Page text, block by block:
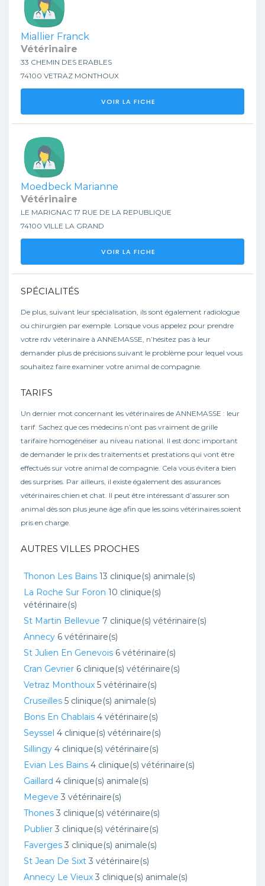
Miallier Franck
Vétérinaire
33 CHEMIN DES ERABLES
74100 VETRAZ MONTHOUX
VOIR LA FICHE
Moedbeck Marianne
Vétérinaire
LE MARIGNAC 17 RUE DE LA REPUBLIQUE
74100 VILLE LA GRAND
VOIR LA FICHE
SPÉCIALITÉS
De plus, suivant leur spécialisation, ils sont également radiologue
ou chirurgien par exemple. Lorsque vous appelez pour prendre
votre rdv vétérinaire à ANNEMASSE, n’hésitez pas à leur
demander plus de précisions suivant le problème pour lequel vous
souhaitez faire examiner votre animal de compagnie.
TARIFS
Un dernier mot concernant les vétérinaires de ANNEMASSE : leur
tarif. Sachez que ces médecins n’ont pas vraiment de grille
tarifaire homogénéiser au niveau national. Il est donc important
de demander le prix des traitements et prestations qui vont être
effectués sur votre animal de compagnie. Cela vous évitera bien
des surprises. Par ailleurs, il existe également des assurances
vétérinaires chien et chat. Il peut être intéressant d’assurer son
animal dès son plus jeune âge afin que les soins vétérinaires soient
pris en charge.
AUTRES VILLES PROCHES
Thonon Les Bains 13 clinique(s) animale(s)
La Roche Sur Foron 10 clinique(s)
vétérinaire(s)
St Martin Bellevue 7 clinique(s) vétérinaire(s)
Annecy 6 vétérinaire(s)
St Julien En Genevois 6 vétérinaire(s)
Cran Gevrier 6 clinique(s) vétérinaire(s)
Vetraz Monthoux 5 vétérinaire(s)
Cruseilles 5 clinique(s) animale(s)
Bons En Chablais 4 vétérinaire(s)
Seyssel 4 clinique(s) vétérinaire(s)
Sillingy 4 clinique(s) vétérinaire(s)
Evian Les Bains 4 clinique(s) vétérinaire(s)
Gaillard 4 clinique(s) animale(s)
Megeve 3 vétérinaire(s)
Thones 3 clinique(s) vétérinaire(s)
Publier 3 clinique(s) vétérinaire(s)
Faverges 3 clinique(s) animale(s)
St Jean De Sixt 3 vétérinaire(s)
Annecy Le Vieux 3 clinique(s) animale(s)